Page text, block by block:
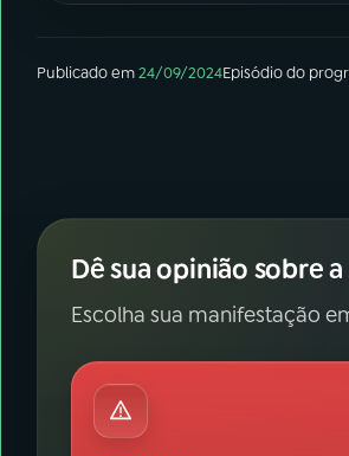
Publicado em24/09/2024Episódiodo
Dê sua opinião sobre
Escolha sua manifestação